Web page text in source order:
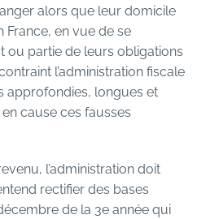
alors que leur domicile
France, en vue de se
ou partie de leurs obligations
l’administration fiscale
approfondies, longues et
cause ces fausses
l’administration doit
rectifier des bases
de la 3e année qui